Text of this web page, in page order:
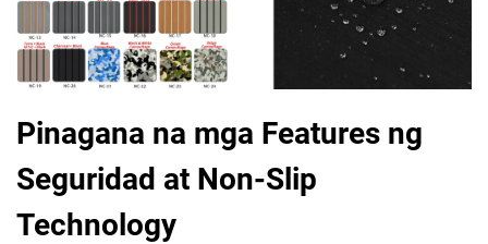
Pinagana na mga Features ng
Seguridad at Non-Slip
Technology